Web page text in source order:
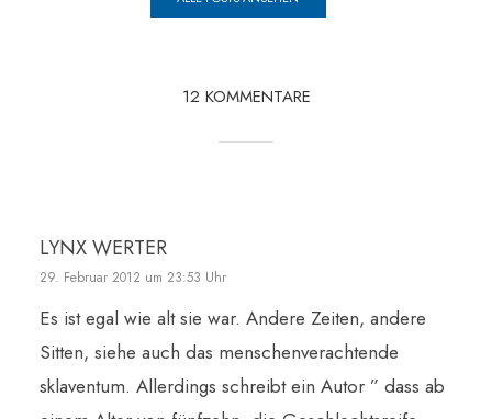
12 KOMMENTARE
LYNX WERTER
29. Februar 2012 um 23:53 Uhr
Es ist egal wie alt sie war. Andere Zeiten, andere
Sitten, siehe auch das menschenverachtende
sklaventum. Allerdings schreibt ein Autor ” dass ab